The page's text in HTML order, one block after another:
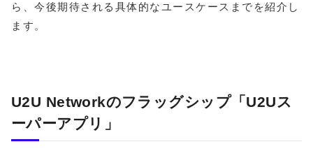
ら、今後期待される具体的なユースケースまでを紹介し
ます。
U2U Networkのフラッグシップ「U2Uス
ーパーアプリ」